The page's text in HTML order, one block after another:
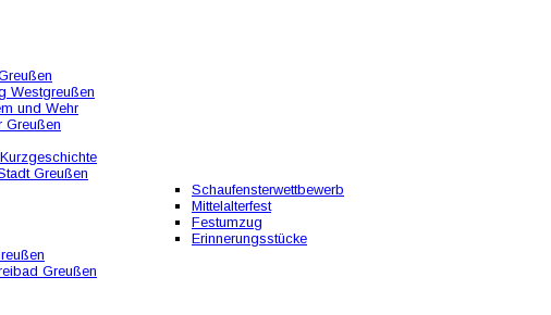
Westgreußen
und Wehr
Greußen
Greußen
Schaufensterwettbewerb
Mittelalterfest
Festumzug
Erinnerungsstücke
Greußen